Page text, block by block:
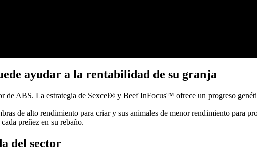
ayudar a la rentabilidad de su granja
de ABS. La estrategia de Sexcel® y Beef InFocus™ ofrece un progreso
de alto rendimiento para criar y sus animales de menor rendimiento para
preñez en su rebaño.
del sector